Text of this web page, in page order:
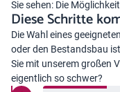
Sie sehen: Die
Diese Schritte
Die Wahl eines
oder den Bestandsbau
Sie mit unserem großen
eigentlich so schwer?